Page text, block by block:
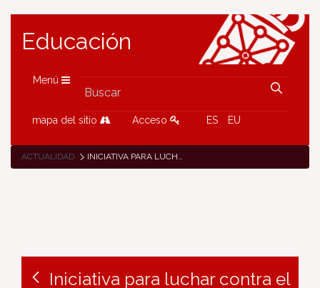
Educación
Menú
mapa del sitio Acceso ES EU
ACTUALIDAD INICIATIVA PARA LUCHAR CONTRA EL CAMBIO CLIMÁTICO "LET’S MAKE AN ETWINNING FOREST!/¡HAGAMOS UN BOSQUE ETWINNING!"
Iniciativa para luchar contra el